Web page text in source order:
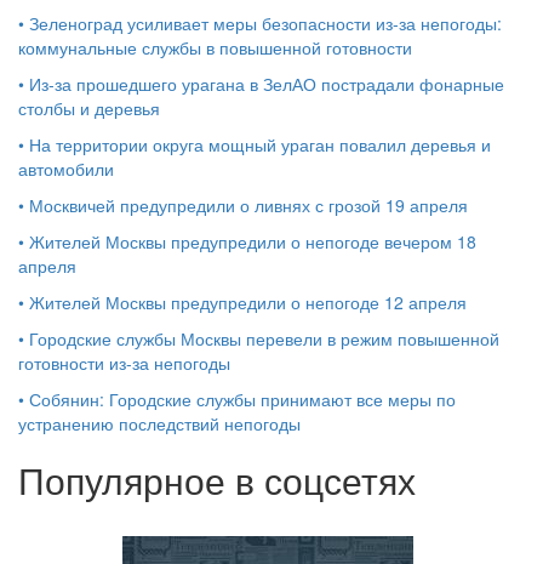
• Зеленоград усиливает меры безопасности из-за непогоды:
коммунальные службы в повышенной готовности
• Из-за прошедшего урагана в ЗелАО пострадали фонарные
столбы и деревья
• На территории округа мощный ураган повалил деревья и
автомобили
• Москвичей предупредили о ливнях с грозой 19 апреля
• Жителей Москвы предупредили о непогоде вечером 18
апреля
• Жителей Москвы предупредили о непогоде 12 апреля
• Городские службы Москвы перевели в режим повышенной
готовности из-за непогоды
• Собянин: Городские службы принимают все меры по
устранению последствий непогоды
Популярное в соцсетях